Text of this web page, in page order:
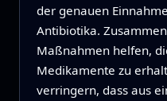
der genauen
Antibiotika.
Maßnahmen helfen,
Medikamente zu
verringern, dass aus